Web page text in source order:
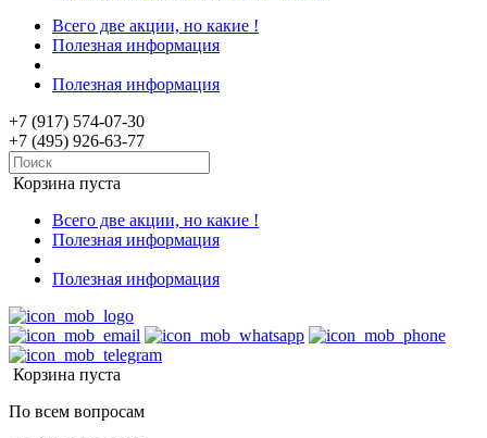
Всего две акции, но какие !
Полезная информация
Полезная информация
+7 (917) 574-07-30
+7 (495) 926-63-77
Корзина пуста
Всего две акции, но какие !
Полезная информация
Полезная информация
Корзина пуста
По всем вопросам